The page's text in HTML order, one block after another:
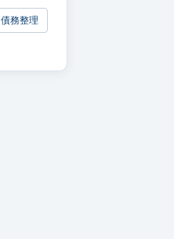
債務整理